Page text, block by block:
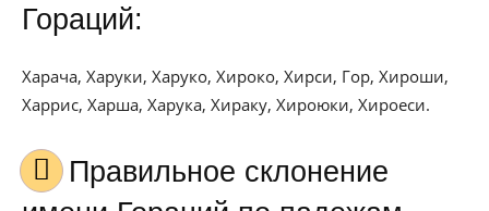
Гораций:
Харача, Харуки, Харуко, Хироко, Хирси, Гор, Хироши,
Харрис, Харша, Харука, Хираку, Хироюки, Хироеси.
Правильное склонение